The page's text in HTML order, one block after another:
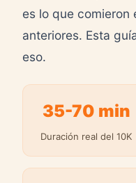
es lo que comieron
anteriores. Esta
eso.
35-70 min
Duración real del 10K